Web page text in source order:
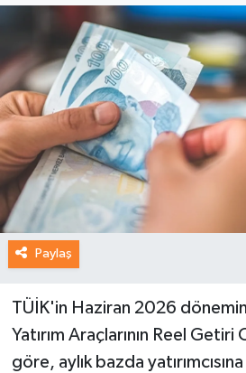
Paylaş
TÜİK'in Haziran 2026
Yatırım Araçlarının Reel Getiri
göre, aylık bazda
MAGAZİN
SPOR